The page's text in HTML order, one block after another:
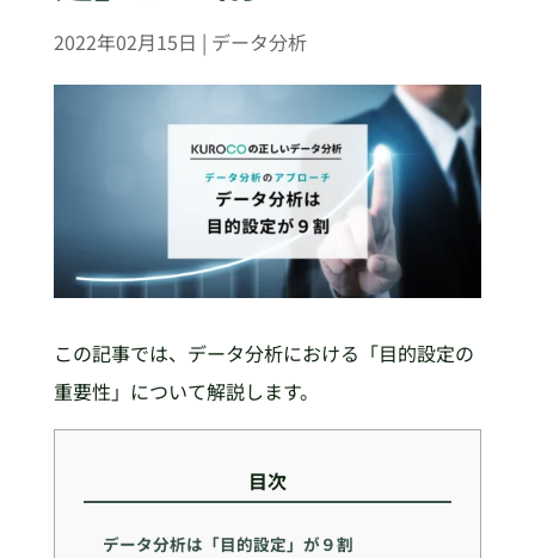
2022年02月15日 | データ分析
この記事では、データ分析における「目的設定の
重要性」について解説します。
目次
データ分析は「目的設定」が９割